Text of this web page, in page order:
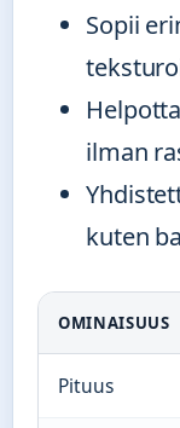
Sopii
ilman
kuten
OMINAISUUS
Pituus